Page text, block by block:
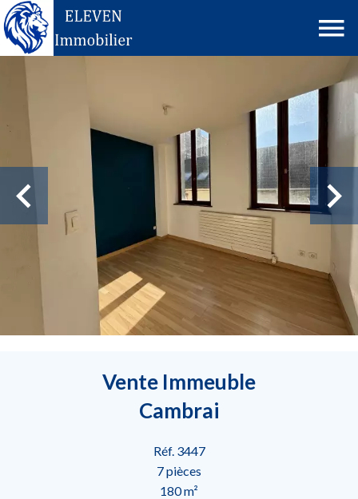
Vente Immeuble
Cambrai
Réf. 3447
7 pièces
180 m²